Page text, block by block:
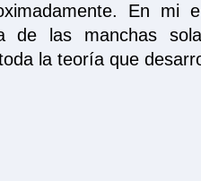
En mi
de las manchas
la teoría que